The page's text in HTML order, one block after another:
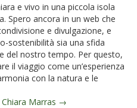
e vivo in una piccola isola
Spero ancora in un web che
e divulgazione, e
sostenibilità sia una sfida
del nostro tempo. Per questo,
il viaggio come un’esperienza
con la natura e le
Marras →